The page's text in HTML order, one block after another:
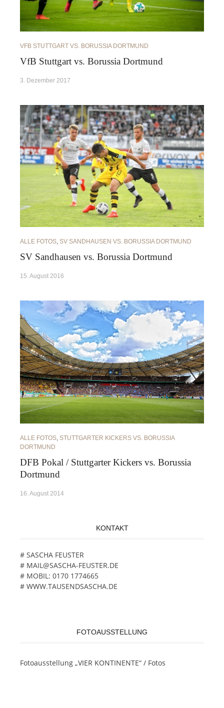
VFB STUTTGART VS. BORUSSIA DORTMUND
VfB Stuttgart vs. Borussia Dortmund
3. Dezember 2017
ALLE FOTOS, SV SANDHAUSEN VS. BORUSSIA DORTMUND
SV Sandhausen vs. Borussia Dortmund
15. August 2016
ALLE FOTOS STUTTGARTER KICKERS VS. BORUSSIA
DORTMUND
DFB Pokal / Stuttgarter Kickers vs. Borussia
Dortmund
16. August 2014
KONTAKT
# SASCHA FEUSTER
# MAIL@SASCHA-FEUSTER.DE
# MOBIL: 0170 1774665
# WWW.TAUSENDSASCHA.DE
FOTOAUSSTELLUNG
Fotoausstellung „VIER KONTINENTE“ / Fotos